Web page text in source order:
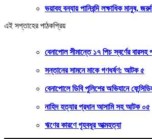
ভয়াবহ বন্যায় পানিবন্দি লক্ষাধিক মানুষ,
এই সপ্তাহের পাঠকপ্রিয়
বেনাপোল সীমান্তে ১৭ পিচ স্বর্ণের বারসহ
সন্তানের সামনে মাকে গণধর্ষণ: আটক ৫
বেনাপোলে ডিবি পুলিশের অভিযানে
নাহিদ হত্যার প্রধান আসামি সহ আটক ০৫
ঋণের কারণে গৃহবধূর আত্মহত্যা